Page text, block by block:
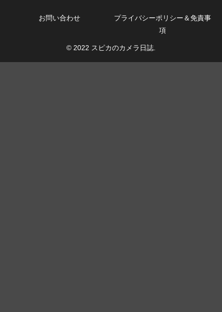
お問い合わせ
プライバシーポリシー＆免責事
項
© 2022 スピカのカメラ日誌.